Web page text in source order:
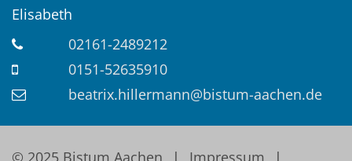
Elisabeth
02161-2489212
0151-52635910
beatrix.hillermann@bistum-aachen.de
© 2025 Bistum Aachen
Impressum